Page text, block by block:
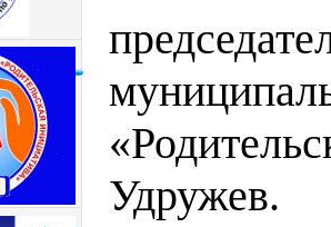
Удружев.